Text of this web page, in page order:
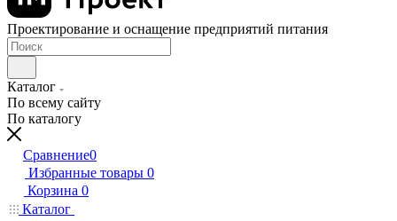
Проектирование и оснащение предприятий питания
Каталог
По всему сайту
По каталогу
Сравнение0
Избранные товары 0
Корзина 0
Каталог